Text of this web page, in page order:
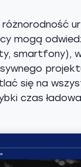
mogą
smartfony),
się na
czas